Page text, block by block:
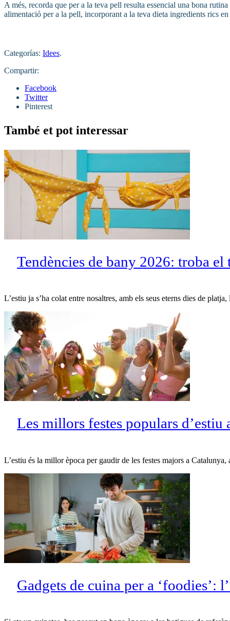
A més, recorda que per a la teva pell resulta essencial una bona
alimentació per a la pell, incorporant a la teva dieta ingredients rics
Categorías: Idees.
Compartir:
Facebook
Twitter
Pinterest
També et pot interessar
Tendències de bany 2026: troba
L’estiu ja s’ha colat entre nosaltres, amb els seus eterns dies de
Les millors festes populars
L’estiu és la millor època per gaudir de les festes majors a
Gadgets de cuina per a ‘foodies’: